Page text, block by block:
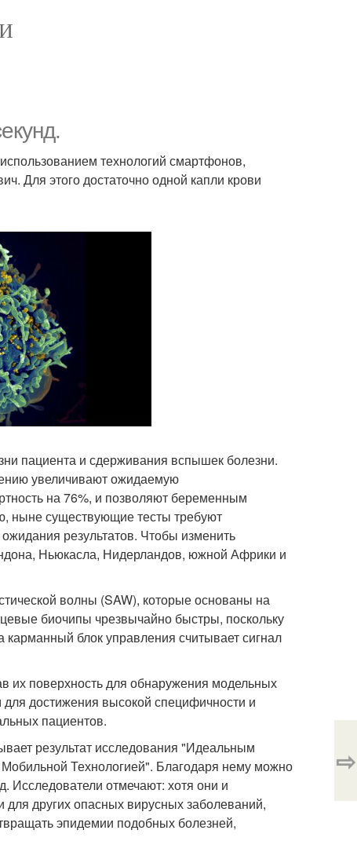
технологий смартфонов,
Для этого достаточно одной капли крови
пациента и сдерживания вспышек болезни.
увеличивают ожидаемую
на 76%, и позволяют беременным
ныне существующие тесты требуют
результатов. Чтобы изменить
Ньюкасла, Нидерландов, южной Африки и
волны (SAW), которые основаны на
биочипы чрезвычайно быстры, поскольку
карманный блок управления считывает сигнал
поверхность для обнаружения модельных
достижения высокой специфичности и
пациентов.
результат исследования "Идеальным
Технологией". Благодаря нему можно
Исследователи отмечают: хотя они и
для других опасных вирусных заболеваний,
эпидемии подобных болезней,
⇨